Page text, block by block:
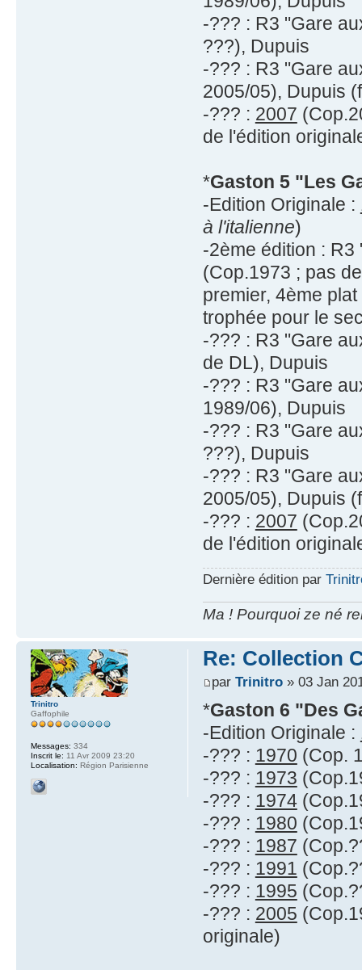
-??? : R3 "Gare
???), Dupuis
-??? : R3 "Gare
2005/05), Dupuis
-??? : 2007
de l'édition
*Gaston 5 "Les
-Edition Originale :
à l'italienne)
-2ème édition :
(Cop.1973 ; pas
premier, 4ème
trophée pour le
-??? : R3 "Gare
de DL), Dupuis
-??? : R3 "Gare
1989/06), Dupuis
-??? : R3 "Gare
???), Dupuis
-??? : R3 "Gare
2005/05), Dupuis
-??? : 2007
de l'édition
Dernière édition par
Ma ! Pourquoi ze né
Re: Collection
par Trinitro» 03 Jan
*Gaston 6 "Des
-Edition Originale :
-??? : 1970 (Cop.
-??? : 1973
-??? : 1974
-??? : 1980
-??? : 1987
-??? : 1991
-??? : 1995
-??? : 2005
originale)
Trinitro
Gaffophile
Messages: 334
Inscrit le: 11 Avr 2009 23:20
Localisation: Région Parisienne